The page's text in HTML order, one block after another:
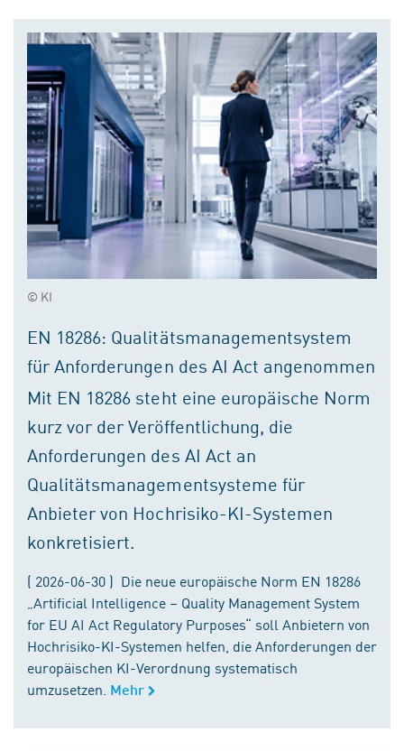
© KI
EN 18286: Qualitätsmanagementsystem
für Anforderungen des AI Act angenommen
Mit EN 18286 steht eine europäische Norm
kurz vor der Veröffentlichung, die
Anforderungen des AI Act an
Qualitätsmanagementsysteme für
Anbieter von Hochrisiko-KI-Systemen
konkretisiert.
( 2026-06-30 ) Die neue europäische Norm EN 18286
„Artificial Intelligence – Quality Management System
for EU AI Act Regulatory Purposes“ soll Anbietern von
Hochrisiko-KI-Systemen helfen, die Anforderungen der
europäischen KI-Verordnung systematisch
umzusetzen. Mehr